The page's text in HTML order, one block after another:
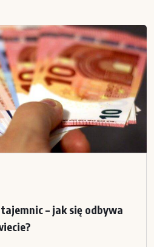
– jak się odbywa